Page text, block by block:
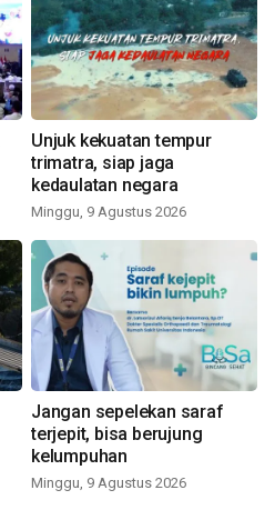
Unjuk kekuatan tempur
trimatra, siap jaga
kedaulatan negara
Minggu, 9 Agustus 2026
Jangan sepelekan saraf
terjepit, bisa berujung
kelumpuhan
Minggu, 9 Agustus 2026